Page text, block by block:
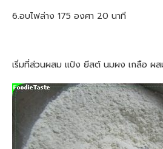
6.อบไฟล่าง 175 องศา 20 นาที
เริ่มที่ส่วนผสม แป้ง ยีสต์ นมผง เกลือ ผส